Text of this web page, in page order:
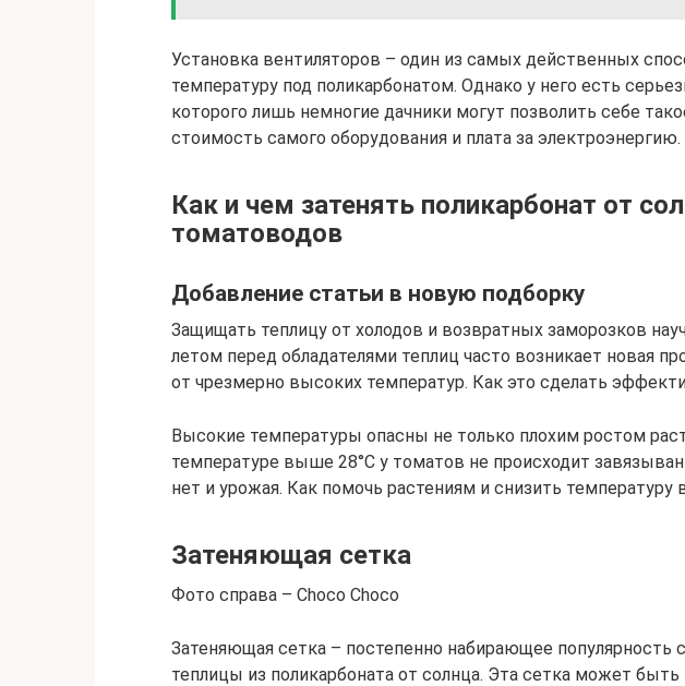
Установка вентиляторов – один из самых действенных
температуру под поликарбонатом. Однако у него есть
которого лишь немногие дачники могут позволить себе
стоимость самого оборудования и плата за электроэнергию.
Как и чем затенять поликарбонат от
томатоводов
Добавление статьи в новую подборку
Защищать теплицу от холодов и возвратных заморозков
летом перед обладателями теплиц часто возникает новая
от чрезмерно высоких температур. Как это сделать
Высокие температуры опасны не только плохим ростом
температуре выше 28°С у томатов не происходит
нет и урожая. Как помочь растениям и снизить температуру
Затеняющая сетка
Фото справа – Choco Choco
Затеняющая сетка – постепенно набирающее популярность
теплицы из поликарбоната от солнца. Эта сетка может